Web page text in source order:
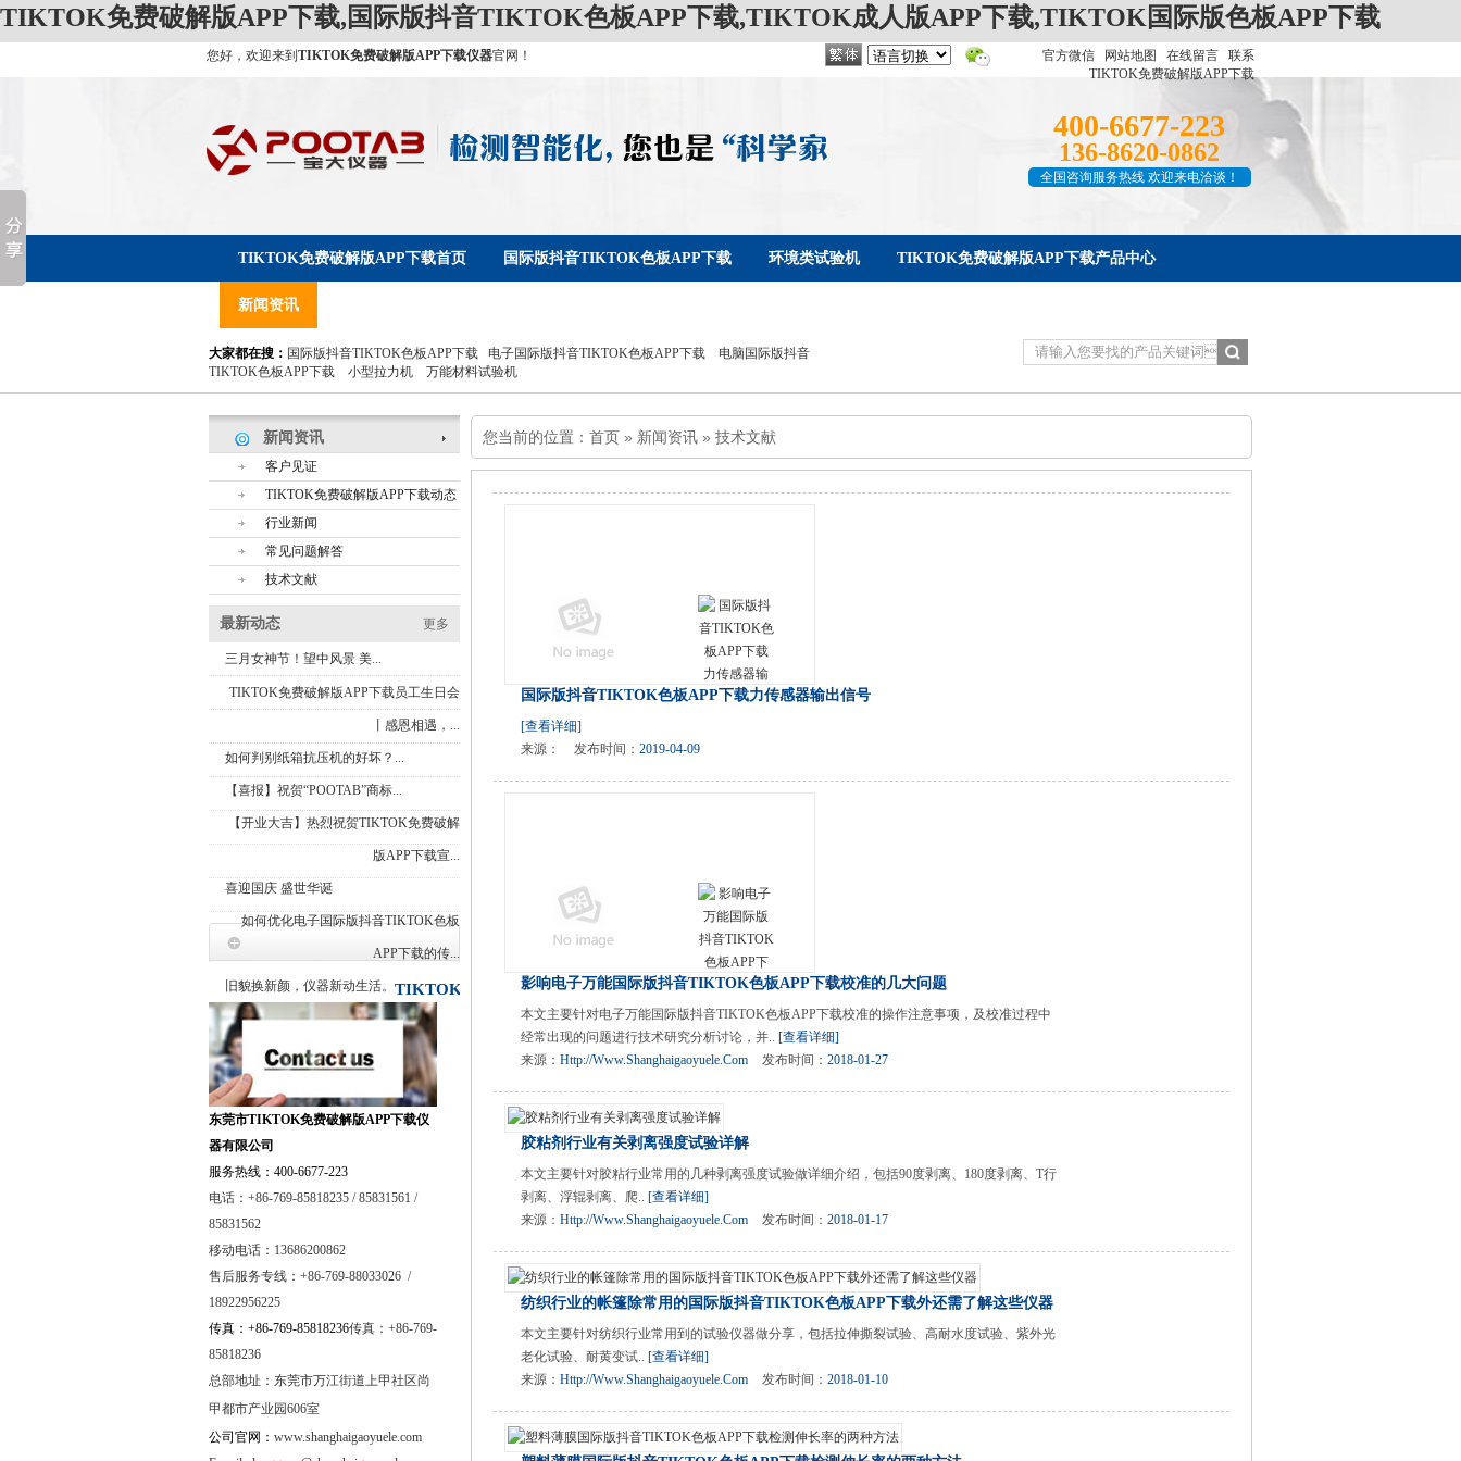
TIKTOK免费破解版APP下载,国际版抖音TIKTOK色板APP下载,TIKTOK成人版APP下载,TIKTOK国际版色板APP下载
您好，欢迎来到 TIKTOK免费破解版APP下载仪器官网！ 官方微信 网站地图 在线留言
联系
TIKTOK免费破解版APP下载
400-6677-223
136-8620-0862
全国咨询服务热线 欢迎来电洽谈！
TIKTOK免费破解版APP下载首页 国际版抖音TIKTOK色板APP下载 环境类试验机 TIKTOK免费破解版APP下载产品中心
新闻资讯
大家都在搜： 国际版抖音TIKTOK色板APP下载 电子国际版抖音TIKTOK色板APP下载
电脑国际版抖音
TIKTOK色板APP下载
小型拉力机 万能材料试验机
新闻资讯
客户见证
TIKTOK免费破解版APP下载动态
行业新闻
常见问题解答
技术文献
最新动态 更多
三月女神节！望中风景 美...
TIKTOK免费破解版APP下载员工生日会
丨感恩相遇，...
如何判别纸箱抗压机的好坏？...
【喜报】祝贺“POOTAB”商标...
【开业大吉】热烈祝贺TIKTOK免费破解
版APP下载宣...
喜迎国庆 盛世华诞
如何优化电子国际版抖音TIKTOK色板
APP下载的传...
旧貌换新颜，仪器新动生活。 TIKTOK免
东莞市TIKTOK免费破解版APP下载仪
器有限公司
服务热线：400-6677-223
电话：+86-769-85818235 / 85831561 /
85831562
移动电话：13686200862
售后服务专线：+86-769-88033026 /
18922956225
传真：+86-769-85818236传真：+86-769-
85818236
总部地址： 东莞市万江街道上甲社区尚
甲都市产业园606室
公司官网： www.shanghaigaoyuele.com
您当前的位置： 首页 » 新闻资讯 » 技术文献
国际版抖音TIKTOK色板APP下载力传感器输出信号
[查看详细]
来源：
发布时间： 2019-04-09
影响电子万能国际版抖音TIKTOK色板APP下载校准的几大问题
本文主要针对电子万能国际版抖音TIKTOK色板APP下载校准的操作注意事项，及校准过程中
经常出现的问题进行技术研究分析讨论，并.. [查看详细]
来源： Http://www.shanghaigaoyuele.com 发布时间： 2018-01-27
胶粘剂行业有关剥离强度试验详解
本文主要针对胶粘行业常用的几种剥离强度试验做详细介绍，包括90度剥离、180度剥离、T行
剥离、浮辊剥离、爬.. [查看详细]
来源： Http://www.shanghaigaoyuele.com 发布时间： 2018-01-17
纺织行业的帐篷除常用的国际版抖音TIKTOK色板APP下载外还需了解这些仪器
本文主要针对纺织行业常用到的试验仪器做分享，包括拉伸撕裂试验、高耐水度试验、紫外光
老化试验、耐黄变试.. [查看详细]
来源： Http://www.shanghaigaoyuele.com 发布时间： 2018-01-10